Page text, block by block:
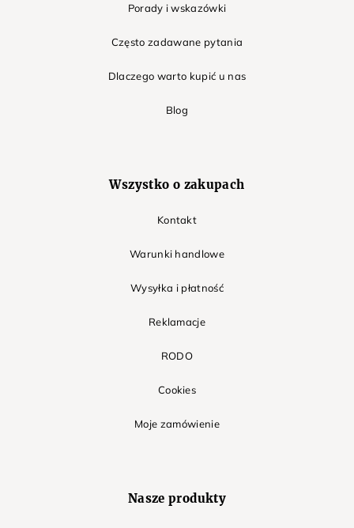
Porady i wskazówki
Często zadawane pytania
Dlaczego warto kupić u nas
Blog
Wszystko o zakupach
Kontakt
Warunki handlowe
Wysyłka i płatność
Reklamacje
RODO
Cookies
Moje zamówienie
Nasze produkty